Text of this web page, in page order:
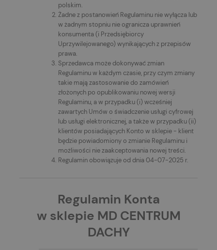
polskim.
Żadne z postanowień Regulaminu nie wyłącza lub
w żadnym stopniu nie ogranicza uprawnień
konsumenta (i Przedsiębiorcy
Uprzywilejowanego) wynikających z przepisów
prawa.
Sprzedawca może dokonywać zmian
Regulaminu w każdym czasie, przy czym zmiany
takie mają zastosowanie do zamówień
złożonych po opublikowaniu nowej wersji
Regulaminu, a w przypadku (i) wcześniej
zawartych Umów o świadczenie usługi cyfrowej
lub usługi elektronicznej, a także w przypadku (ii)
klientów posiadających Konto w sklepie - klient
będzie powiadomiony o zmianie Regulaminu i
możliwości nie zaakceptowania nowej treści.
Regulamin obowiązuje od dnia 04-07-2025 r.
Regulamin Konta
w sklepie MD CENTRUM
DACHY